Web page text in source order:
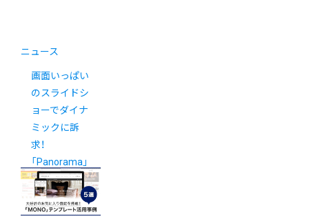
ニュース
画面いっぱい
のスライドシ
ョーでダイナ
ミックに訴
求！
「Panorama」
テンプレート
活用事例5選